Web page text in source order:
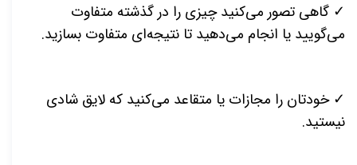
✓ گاهی تصور می‌کنید چیزی را در گذشته متفاوت
می‌گویید یا انجام می‌دهید تا نتیجه‌ای متفاوت بسازید.
✓ خودتان را مجازات یا متقاعد می‌کنید که لایق شادی
نیستید.